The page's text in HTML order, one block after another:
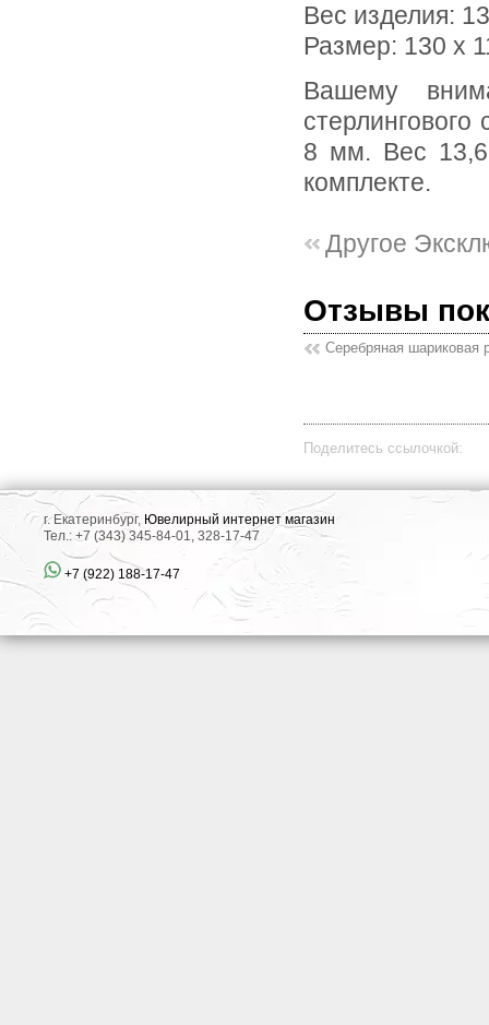
Вес изделия:
Размер: 130 х
Вашему вниманию предлагается ручка из текстурного
8 мм. Вес 13,6
комплекте.
Другое
Отзывы
Серебряная шариковая
Поделитесь ссылочкой:
г. Екатеринбург, Ювелирный интернет магазин
Тел.: +7 (343) 345-84-01, 328-17-47
+7 (922) 188-17-47